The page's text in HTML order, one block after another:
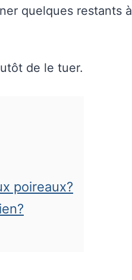
quelques restants à
de le tuer.
poireaux?